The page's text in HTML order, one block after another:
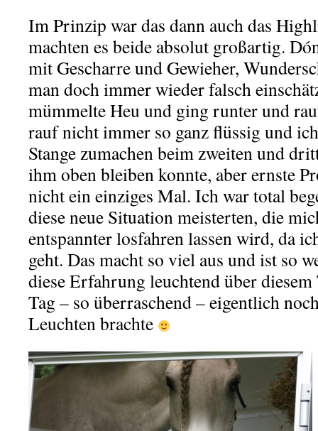
Im Prinzip war das dann auch das
machten es beide absolut großartig.
mit Gescharre und Gewieher,
man doch immer wieder falsch
mümmelte Heu und ging runter und
rauf nicht immer so ganz flüssig und
Stange zumachen beim zweiten und
ihm oben bleiben konnte, aber ernste
nicht ein einziges Mal. Ich war total
diese neue Situation meisterten, die
entspannter losfahren lassen wird, da
geht. Das macht so viel aus und ist so
diese Erfahrung leuchtend über
Tag – so überraschend – eigentlich
Leuchten brachte